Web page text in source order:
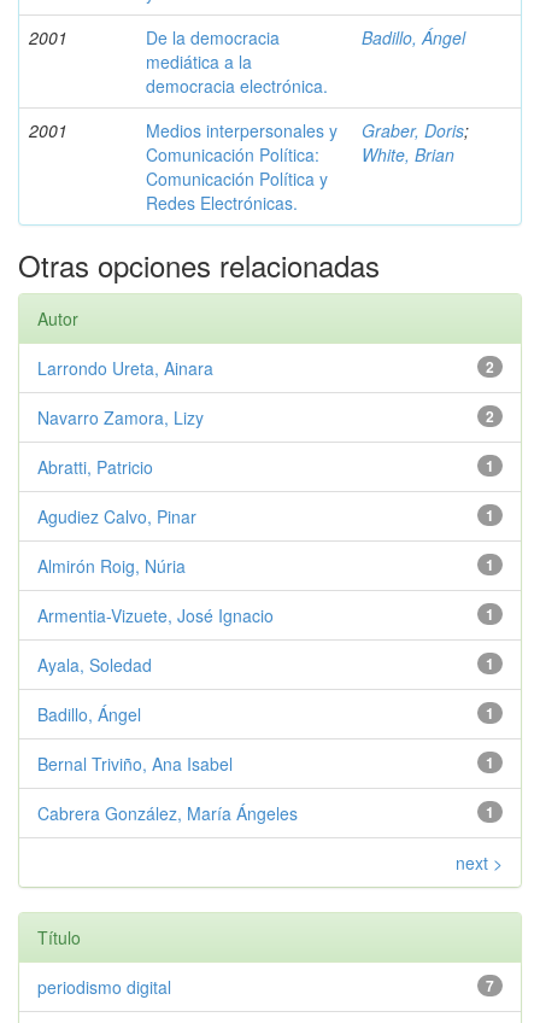
2001
De la democracia
mediática a la
democracia electrónica.
Badillo, Ángel
2001
Medios interpersonales y
Comunicación Política:
Comunicación Política y
Redes Electrónicas.
Graber, Doris;
White, Brian
Otras opciones relacionadas
Autor
2
Larrondo Ureta, Ainara
2
Navarro Zamora, Lizy
1
Abratti, Patricio
1
Agudiez Calvo, Pinar
1
Almirón Roig, Núria
1
Armentia-Vizuete, José Ignacio
1
Ayala, Soledad
1
Badillo, Ángel
1
Bernal Triviño, Ana Isabel
1
Cabrera González, María Ángeles
next >
Título
7
periodismo digital